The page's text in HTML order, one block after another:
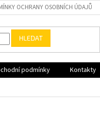
OCHRANY OSOBNÍCH ÚDAJŮ
HLEDAT
podmínky Kontakty